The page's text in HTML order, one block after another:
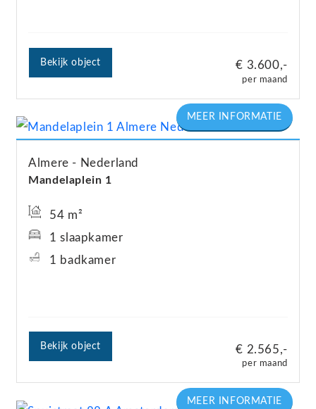
€ 3.600,-
per maand
Bekijk object
Mandelaplein 1
Almere Nederland
€ 2.565,-
per maand
54 m²
1 slaapkamer
1 badkamer
Bekijk object